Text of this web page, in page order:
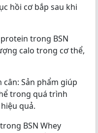
hồi cơ bắp sau khi
trong BSN
calo trong cơ thể,
Sản phẩm giúp
trong quá trình
quả.
BSN Whey